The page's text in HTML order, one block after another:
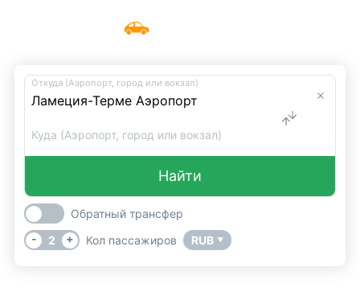
Такси из аэропорта Ламеция-Терме
Откуда (Аэропорт, город или вокзал)
Куда (Аэропорт, город или вокзал)
Найти
Обратный трансфер
-
2 + Кол пассажиров RUB ▼